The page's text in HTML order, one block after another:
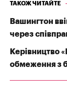
ТАКОЖ ЧИТАЙТЕ
Вашингтон
через
Керівництво
обмеження з